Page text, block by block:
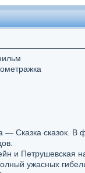
— Сказка сказок.
и
ужасных